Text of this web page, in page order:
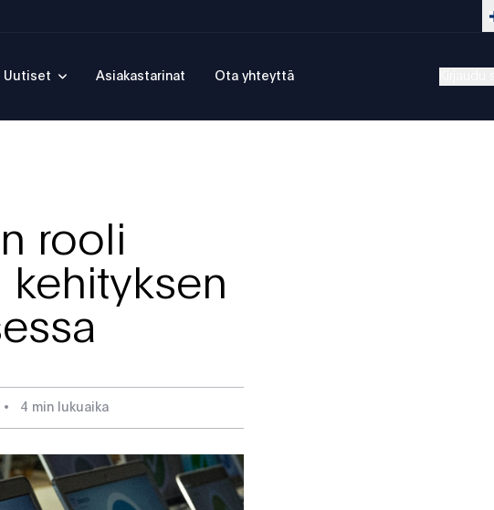
Uutiset Asiakastarinat Ota yhteyttä
rooli
kehityksen
• 4 min lukuaika